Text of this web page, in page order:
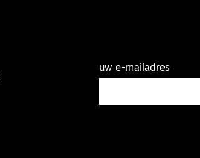
uw e-mailadres